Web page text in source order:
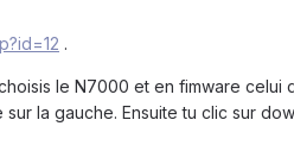
.
le N7000 et en fimware celui
la gauche. Ensuite tu clic sur